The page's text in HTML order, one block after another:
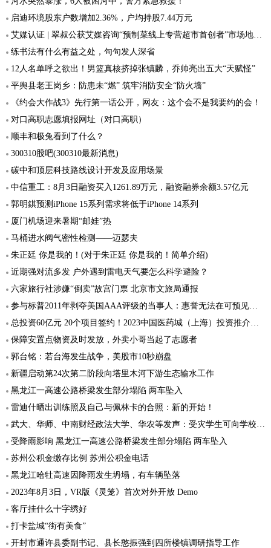
启迪环境股东户数增加2.36%，户均持股7.44万元
艾媒认证 | 翠叔公获艾媒咨询“预制菜线上专营超市首创者”市场地位声明
练书法有什么有益之处，句句发人深省
12人名单呼之欲出！男篮真核挤掉张镇麟，乔帅亮出五大“天赋怪”
平舆县老王岗乡：防患未“燃” 筑牢消防安全“防火墙”
《约会大作战3》先行第一话公开，网友：这个会不是我要约的会！
对口高职志愿填报网址（对口高职）
顺丰和极兔看到了什么？
300310股吧(300310最新消息)
碳中和顶层科技路线设计开发及应用场景
中信重工：8月3日融资买入1261.89万元，融资融券余额3.57亿元
郭明錤预测iPhone 15系列需求将低于iPhone 14系列
厦门机场迎来暑期“邮娃”热
马桶进水阀气密性检测——迈瑟夫
朱正廷 你是我的！(对于朱正廷 你是我的！简单介绍)
近期强对流多发 户外遇到雷电天气要怎么科学避险？
六家旅行社涉嫌“倒卖”故宫门票 北京市文旅局通报
参与标普2011年剥夺美国AAA评级的当事人：惠誉无法在可预见的未来恢复美国的AAA顶级信用评级
总投资60亿元 20个项目签约！2023中国医药城（上海）投资推介会举行
保障安置点物资及时发放，外卖小哥当起了志愿者
郭台铭：若台海发生战争，美股市10秒崩盘
新疆启动第24次第二阶段向塔里木河下游生态输水工作
黑龙江一高速公路桥梁发生部分塌陷 两车坠入
雷迪什晒出训练照及自己与佩林卡的合照：新的开始！
武大、华师、中南财经政法大学、华农等发声：受灾学生可向学校申请补助
受降雨影响 黑龙江一高速公路桥梁发生部分塌陷 两车坠入
苏州公积金缴存比例 苏州公积金电话
黑龙江哈牡高速因降雨发生坍塌，有车辆坠落
2023年8月3日，VR版《灵笼》首次对外开放 Demo
客厅挂什么十字绣好
打卡盐城“街有美食”
开封市通许县委副书记、县长憨振强到四所楼镇调研指导工作